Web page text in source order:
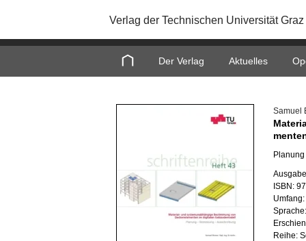
Verlag der Technischen Universität Graz
Home Der Verlag Aktuelles
Sa­mu­el
ISBN:
Reihe: